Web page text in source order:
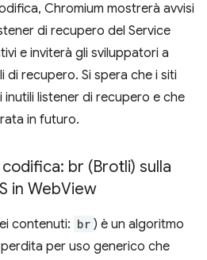
Chromium mostrerà avvisi
di recupero del Service
e inviterà gli sviluppatori a
di recupero. Si spera che i siti
inutili listener di recupero e che
in futuro.
br (Brotli) sulla
in WebView
contenuti: br ) è un algoritmo
per uso generico che